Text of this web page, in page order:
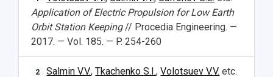
3D-тур по университету
Музеи
Учебный аэродром
Центр истории авиационных двигателей
Ботанический сад
Патенты
Публикации и издания
Отчеты о проведенных конференциях
Application of Electric Propulsion for Low Earth
Orbit Station Keeping// Procedia Engineering. —
2017. — Vol. 185. — P. 254-260
2 Salmin V.V.,Tkachenko S.I.,Volotsuev V.V. etc.